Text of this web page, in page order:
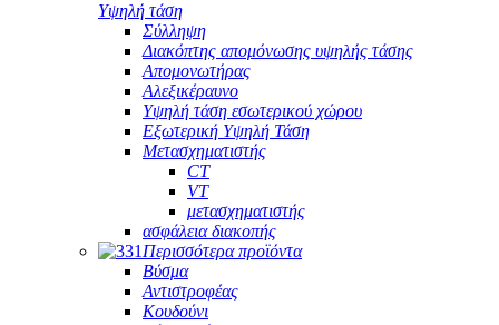
Υψηλή τάση
Σύλληψη
Διακόπτης απομόνωσης υψηλής τάσης
Απομονωτήρας
Αλεξικέραυνο
Υψηλή τάση εσωτερικού χώρου
Εξωτερική Υψηλή Τάση
Μετασχηματιστής
CT
VT
μετασχηματιστής
ασφάλεια διακοπής
Περισσότερα προϊόντα
Βύσμα
Αντιστροφέας
Κουδούνι